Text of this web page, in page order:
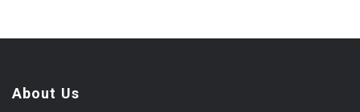
About Us